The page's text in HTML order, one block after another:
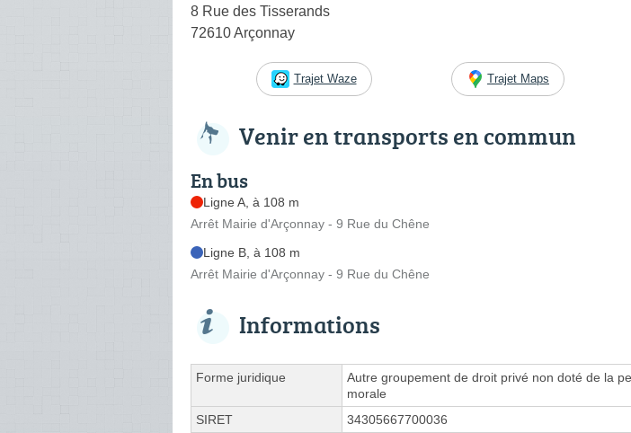
8 Rue des Tisserands
72610 Arçonnay
Trajet Waze Trajet Maps
Venir en transports en commun
En bus
Ligne A, à 108 m
Arrêt Mairie d'Arçonnay - 9 Rue du Chêne
Ligne B, à 108 m
Arrêt Mairie d'Arçonnay - 9 Rue du Chêne
Informations
Forme juridique
Autre groupement de droit privé non doté de la
morale
SIRET
34305667700036